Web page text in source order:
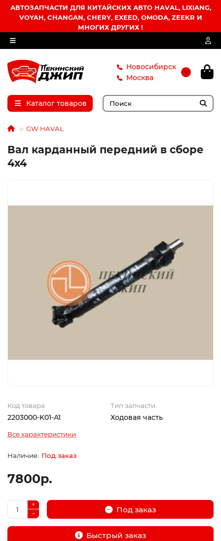
АВТОЗАПЧАСТИ ДЛЯ КИТАЙСКИХ АВТО HAVAL, LIXIANG,
VOYAH, CHANGAN, CHERY, EXEED, OMODA, ZEEKR И
МНОГИХ ДРУГИХ !
Новосибирск
Москва
Каталог товаров
GW HAVAL
Вал карданный передний в сборе
4х4
Код товара
2203000-K01-A1
Тип запчасти
Ходовая часть
Все характеристики
Под заказ
7800р.
Под заказ
Быстрый заказ